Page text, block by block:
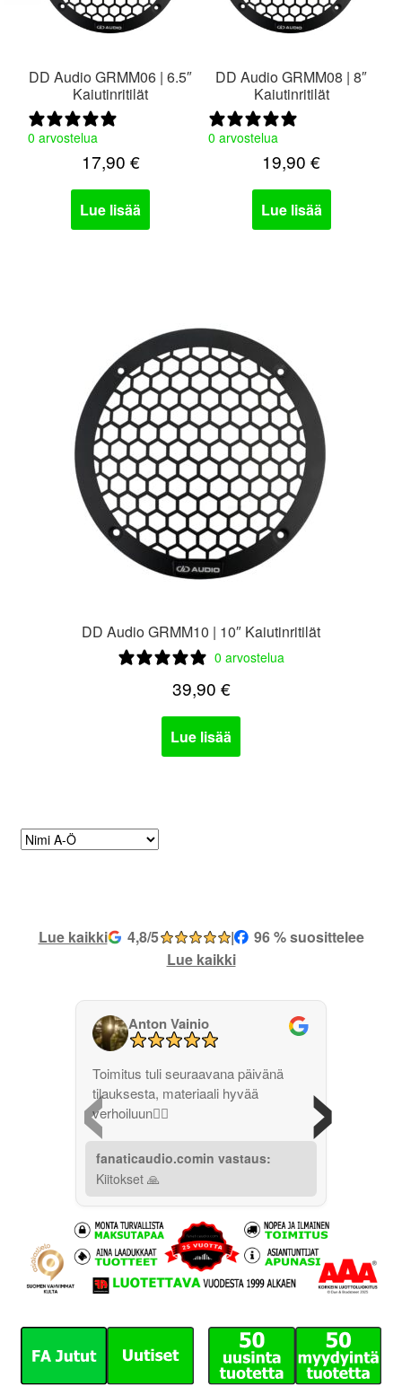
DD Audio GRMM06 | 6.5″
Kaiutinritilät
0 arvostelua
17,90 €
Lue lisää
DD Audio GRMM08 | 8″
Kaiutinritilät
0 arvostelua
19,90€
Lue lisää
DD Audio GRMM10 | 10″ Kaiutinritilät
0 arvostelua
39,90 €
Lue lisää
Lue kaikki 4,8/5 |
96 % suosittelee
Lue kaikki
‹
Anton Vainio
Toimitus tuli seuraavana päivänä
tilauksesta, materiaali hyvää
verhoiluun👌🏽
fanaticaudio.comin vastaus:
Kiitokset 🙏
›